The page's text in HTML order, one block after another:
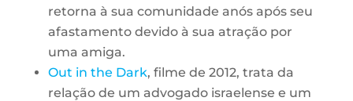
retorna à sua comunidade anós após seu
afastamento devido à sua atração por
uma amiga.
Out in the Dark, filme de 2012, trata da
relação de um advogado israelense e um